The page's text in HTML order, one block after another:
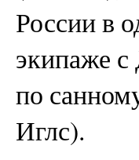
России в
экипаже
по
Иглс).